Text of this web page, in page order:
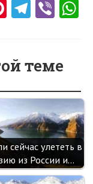
Pi
es
t
Te
a
m
Vi
теме
сейчас улететь в
из России и…